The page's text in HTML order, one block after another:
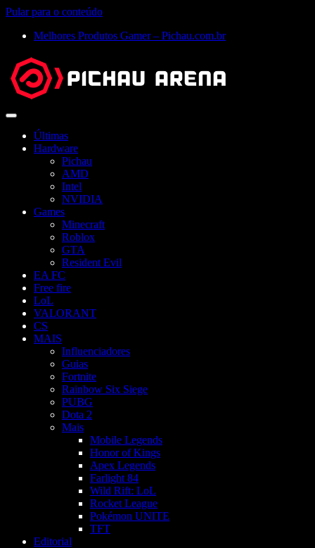
Pular para o conteúdo
Melhores Produtos Gamer – Pichau.com.br
Abrir
Últimas
Hardware
Pichau
AMD
Intel
NVIDIA
Games
Minecraft
Roblox
GTA
Resident Evil
EA FC
Free fire
LoL
VALORANT
CS
MAIS
Influenciadores
Guias
Fortnite
Rainbow Six Siege
PUBG
Dota 2
Mais
Mobile Legends
Honor of Kings
Apex Legends
Farlight 84
Wild Rift: LoL
Rocket League
Pokémon UNITE
TFT
Editorial